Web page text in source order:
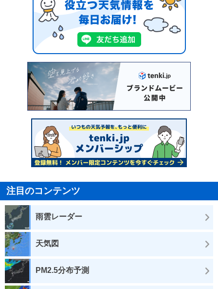
注目のコンテンツ
雨雲レーダー
天気図
PM2.5分布予測